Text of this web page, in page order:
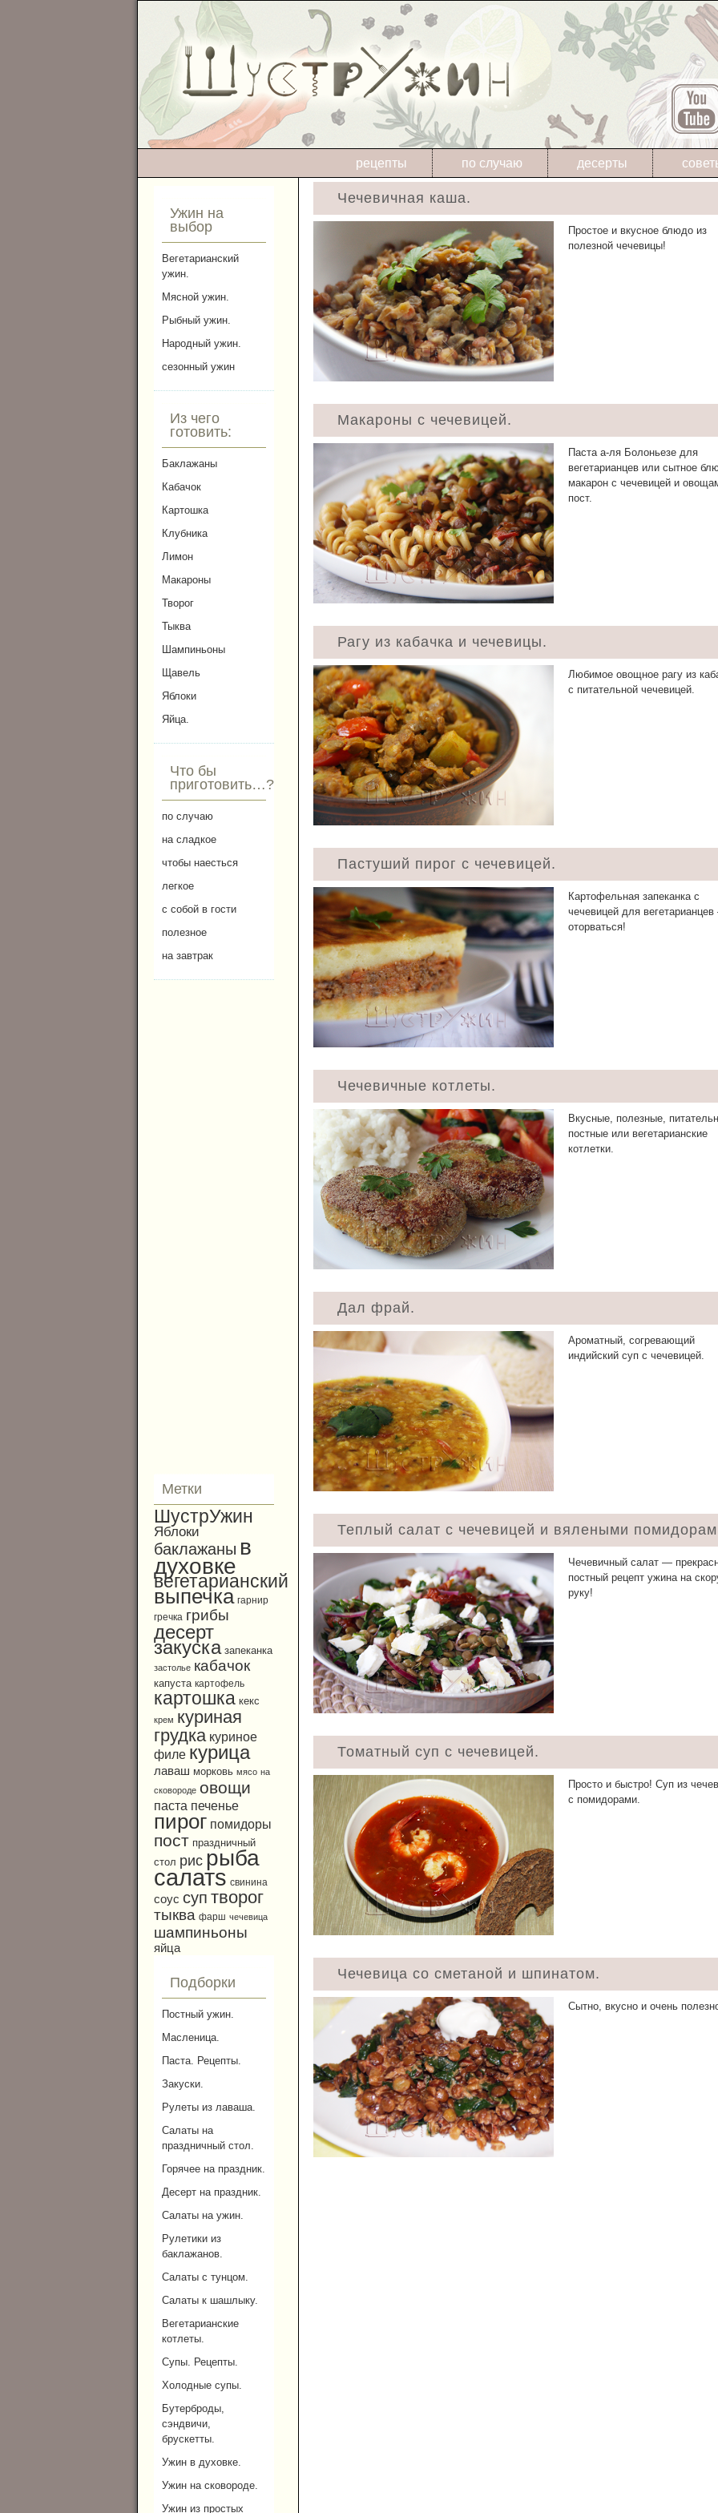
десерты
по случаю
рецепты
Ужин на
выбор
Вегетарианский
ужин.
Мясной ужин.
Рыбный ужин.
Народный ужин.
сезонный ужин
Из чего
готовить:
Баклажаны
Кабачок
Картошка
Клубника
Лимон
Макароны
Творог
Тыква
Шампиньоны
Щавель
Яблоки
Яйца.
Что бы
приготовить…?
по случаю
на сладкое
чтобы наесться
легкое
с собой в гости
полезное
на завтрак
Метки
ШустрУжин
Яблоки
баклажаны в
духовке
вегетарианский
выпечка гарнир
гречка грибы
десерт
закуска запеканка
застолье кабачок
капуста картофель
картошка кекс
крем куриная
грудка куриное
филе курица
лаваш морковь мясо на
сковороде овощи
паста печенье
пирог помидоры
пост праздничный
стол рис рыба
салатs свинина
соус суп творог
тыква фарш чечевица
шампиньоны
яйца
Подборки
Постный ужин.
Масленица.
Паста. Рецепты.
Закуски.
Рулеты из лаваша.
Салаты на
праздничный стол.
Горячее на праздник.
Десерт на праздник.
Салаты на ужин.
Рулетики из
баклажанов.
Салаты с тунцом.
Салаты к шашлыку.
Вегетарианские
котлеты.
Супы. Рецепты.
Холодные супы.
Бутерброды,
сэндвичи,
брускетты.
Ужин в духовке.
Ужин на сковороде.
Ужин из простых
Чечевичная каша.
Простое и вкусное блюдо из
полезной чечевицы!
Макароны с чечевицей.
Паста а-ля Болоньезе для
вегетарианцев или сытное
макарон с чечевицей и
пост.
Рагу из кабачка и чечевицы.
Любимое овощное рагу из
с питательной чечевицей.
Пастуший пирог с чечевицей.
Картофельная запеканка с
чечевицей для
оторваться!
Чечевичные котлеты.
Вкусные, полезные,
постные или вегетарианские
котлетки.
Дал фрай.
Ароматный, согревающий
индийский суп с чечевицей.
Теплый салат с чечевицей и вялеными
Чечевичный салат —
постный рецепт ужина на
руку!
Томатный суп с чечевицей.
Просто и быстро! Суп из
с помидорами.
Чечевица со сметаной и шпинатом.
Сытно, вкусно и очень